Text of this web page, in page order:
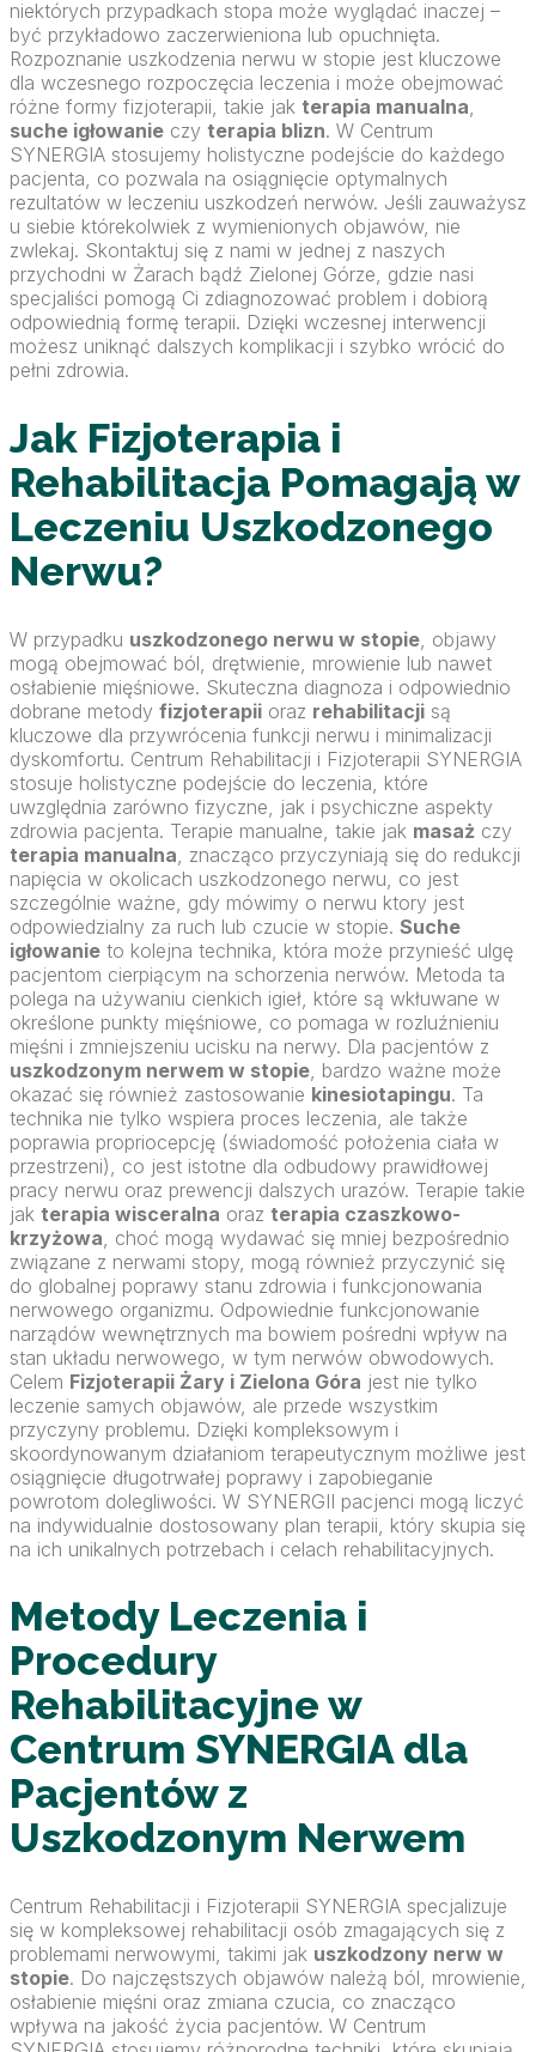
niektórych przypadkach stopa może wyglądać inaczej –
być przykładowo zaczerwieniona lub opuchnięta.
Rozpoznanie uszkodzenia nerwu w stopie jest kluczowe
dla wczesnego rozpoczęcia leczenia i może obejmować
różne formy fizjoterapii, takie jak terapia manualna,
suche igłowanie czy terapia blizn. W Centrum
SYNERGIA stosujemy holistyczne podejście do każdego
pacjenta, co pozwala na osiągnięcie optymalnych
rezultatów w leczeniu uszkodzeń nerwów. Jeśli zauważysz
u siebie którekolwiek z wymienionych objawów, nie
zwlekaj. Skontaktuj się z nami w jednej z naszych
przychodni w Żarach bądź Zielonej Górze, gdzie nasi
specjaliści pomogą Ci zdiagnozować problem i dobiorą
odpowiednią formę terapii. Dzięki wczesnej interwencji
możesz uniknąć dalszych komplikacji i szybko wrócić do
pełni zdrowia.
Jak Fizjoterapia i
Rehabilitacja Pomagają w
Leczeniu Uszkodzonego
Nerwu?
W przypadku uszkodzonego nerwu w stopie , objawy
mogą obejmować ból, drętwienie, mrowienie lub nawet
osłabienie mięśniowe. Skuteczna diagnoza i odpowiednio
dobrane metody fizjoterapii oraz rehabilitacji są
kluczowe dla przywrócenia funkcji nerwu i minimalizacji
dyskomfortu. Centrum Rehabilitacji i Fizjoterapii SYNERGIA
stosuje holistyczne podejście do leczenia, które
uwzględnia zarówno fizyczne, jak i psychiczne aspekty
zdrowia pacjenta. Terapie manualne, takie jak masaż czy
terapia manualna , znacząco przyczyniają się do redukcji
napięcia w okolicach uszkodzonego nerwu, co jest
szczególnie ważne, gdy mówimy o nerwu ktory jest
odpowiedzialny za ruch lub czucie w stopie. Suche
igłowanie to kolejna technika, która może przynieść ulgę
pacjentom cierpiącym na schorzenia nerwów. Metoda ta
polega na używaniu cienkich igieł, które są wkłuwane w
określone punkty mięśniowe, co pomaga w rozluźnieniu
mięśni i zmniejszeniu ucisku na nerwy. Dla pacjentów z
uszkodzonym nerwem w stopie , bardzo ważne może
okazać się również zastosowanie kinesiotapingu. Ta
technika nie tylko wspiera proces leczenia, ale także
poprawia propriocepcję (świadomość położenia ciała w
przestrzeni), co jest istotne dla odbudowy prawidłowej
pracy nerwu oraz prewencji dalszych urazów. Terapie takie
jak terapia wisceralna oraz terapia czaszkowo-
krzyżowa , choć mogą wydawać się mniej bezpośrednio
związane z nerwami stopy, mogą również przyczynić się
do globalnej poprawy stanu zdrowia i funkcjonowania
nerwowego organizmu. Odpowiednie funkcjonowanie
narządów wewnętrznych ma bowiem pośredni wpływ na
stan układu nerwowego, w tym nerwów obwodowych.
Celem Fizjoterapii Żary i Zielona Góra jest nie tylko
leczenie samych objawów, ale przede wszystkim
przyczyny problemu. Dzięki kompleksowym i
skoordynowanym działaniom terapeutycznym możliwe jest
osiągnięcie długotrwałej poprawy i zapobieganie
powrotom dolegliwości. W SYNERGII pacjenci mogą liczyć
na indywidualnie dostosowany plan terapii, który skupia się
na ich unikalnych potrzebach i celach rehabilitacyjnych.
Metody Leczenia i
Procedury
Rehabilitacyjne w
Centrum SYNERGIA dla
Pacjentów z
Uszkodzonym Nerwem
Centrum Rehabilitacji i Fizjoterapii SYNERGIA specjalizuje
się w kompleksowej rehabilitacji osób zmagających się z
problemami nerwowymi, takimi jak uszkodzony nerw w
stopie. Do najczęstszych objawów należą ból, mrowienie,
osłabienie mięśni oraz zmiana czucia, co znacząco
wpływa na jakość życia pacjentów. W Centrum